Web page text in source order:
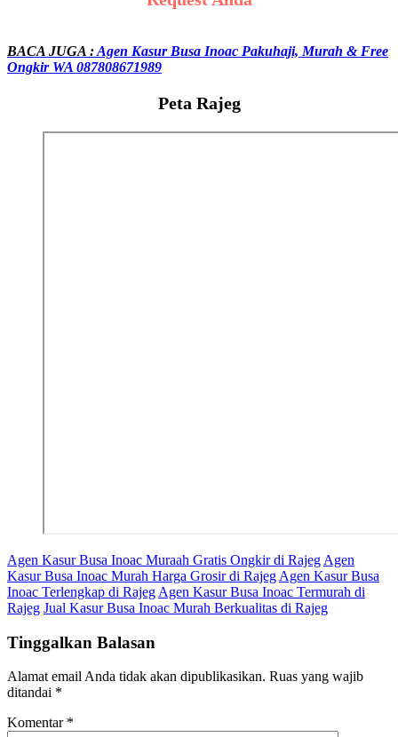
BACA JUGA :Agen Kasur Busa Inoac Pakuhaji, Murah & Free
Ongkir WA 087808671989
Peta Rajeg
Agen Kasur Busa Inoac Muraah Gratis Ongkir di Rajeg Agen
Kasur Busa Inoac Murah Harga Grosir di Rajeg Agen Kasur Busa
Inoac Terlengkap di Rajeg Agen Kasur Busa Inoac Termurah di
Rajeg Jual Kasur Busa Inoac Murah Berkualitas di Rajeg
Tinggalkan Balasan
Alamat email Anda tidak akan dipublikasikan. Ruas yang wajib
ditandai *
Komentar *